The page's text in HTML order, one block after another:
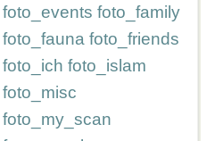
foto_events foto_family
foto_fauna foto_friends
foto_ich foto_islam
foto_misc
foto_my_scan